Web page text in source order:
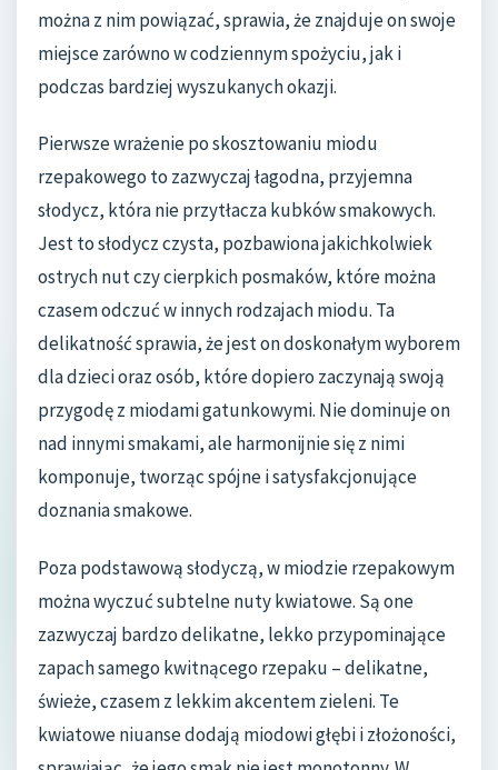
można z nim powiązać, sprawia, że znajduje on swoje
miejsce zarówno w codziennym spożyciu, jak i
podczas bardziej wyszukanych okazji.
Pierwsze wrażenie po skosztowaniu miodu
rzepakowego to zazwyczaj łagodna, przyjemna
słodycz, która nie przytłacza kubków smakowych.
Jest to słodycz czysta, pozbawiona jakichkolwiek
ostrych nut czy cierpkich posmaków, które można
czasem odczuć w innych rodzajach miodu. Ta
delikatność sprawia, że jest on doskonałym wyborem
dla dzieci oraz osób, które dopiero zaczynają swoją
przygodę z miodami gatunkowymi. Nie dominuje on
nad innymi smakami, ale harmonijnie się z nimi
komponuje, tworząc spójne i satysfakcjonujące
doznania smakowe.
Poza podstawową słodyczą, w miodzie rzepakowym
można wyczuć subtelne nuty kwiatowe. Są one
zazwyczaj bardzo delikatne, lekko przypominające
zapach samego kwitnącego rzepaku – delikatne,
świeże, czasem z lekkim akcentem zieleni. Te
kwiatowe niuanse dodają miodowi głębi i złożoności,